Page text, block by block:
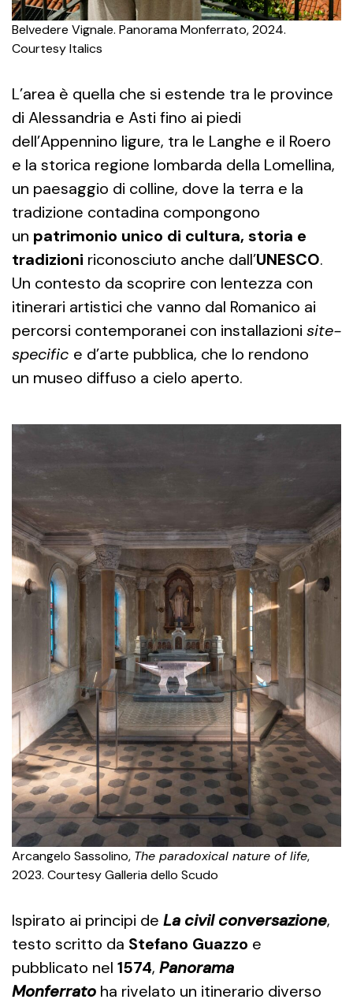
Belvedere Vignale. Panorama Monferrato, 2024.
Courtesy Italics
L’area è quella che si estende tra le province
di Alessandria e Asti fino ai piedi
dell’Appennino ligure, tra le Langhe e il Roero
e la storica regione lombarda della Lomellina,
un paesaggio di colline, dove la terra e la
tradizione contadina compongono
un patrimonio unico di cultura, storia e
tradizioni riconosciuto anche dall’UNESCO.
Un contesto da scoprire con lentezza con
itinerari artistici che vanno dal Romanico ai
percorsi contemporanei con installazioni site-
specific e d’arte pubblica, che lo rendono
un museo diffuso a cielo aperto.
Arcangelo Sassolino, The paradoxical nature of life,
2023. Courtesy Galleria dello Scudo
Ispirato ai principi de La civil conversazione,
testo scritto da Stefano Guazzo e
pubblicato nel 1574, Panorama
Monferrato ha rivelato un itinerario diverso